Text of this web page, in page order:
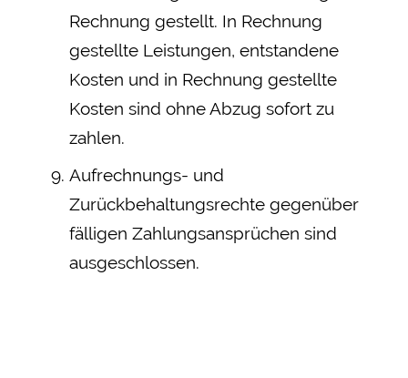
Rechnung gestellt. In Rechnung
gestellte Leistungen, entstandene
Kosten und in Rechnung gestellte
Kosten sind ohne Abzug sofort zu
zahlen.
Aufrechnungs- und
Zurückbehaltungsrechte gegenüber
fälligen Zahlungsansprüchen sind
ausgeschlossen.